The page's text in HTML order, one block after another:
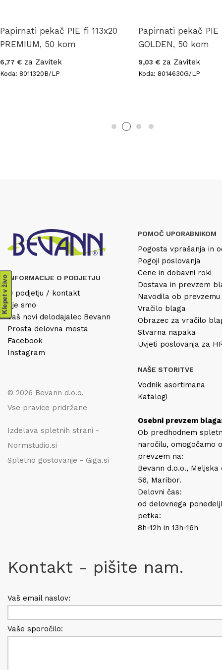
Papirnati pekač PIE fi 113x20
PREMIUM, 50 kom
6,77 € za Zavitek
Koda: 8011320B/LP
Papirnati pekač PIE
GOLDEN, 50 kom
9,03 € za Zavitek
Koda: 8014630G/LP
INFORMACIJE O PODJETJU
O podjetju / kontakt
Kje smo
Vaš novi delodajalec Bevann
Prosta delovna mesta
Facebook
Instagram
© 2026 Bevann d.o.o.
Vse pravice pridržane
Izdelava spletnih strani -
Normstudio.si
Spletno gostovanje - Giga.si
POMOČ UPORABNIKOM
Pogosta vprašanja in
Pogoji poslovanja
Cene in dobavni roki
Dostava in prevzem
Navodila ob
Vračilo blaga
Obrazec za vračilo
Stvarna napaka
Uvjeti poslovanja za
NAŠE STORITVE
Vodnik asortimana
Katalogi
Osebni prevzem
Ob predhodnem
naročilu, omogočamo
prevzem na:
Bevann d.o.o., Meljska
56, Maribor.
Delovni čas:
od delovnega
petka:
8h-12h in 13h-16h
Kontakt - pišite nam.
Vaš email naslov:
Vaše sporočilo:
Klepet v živo